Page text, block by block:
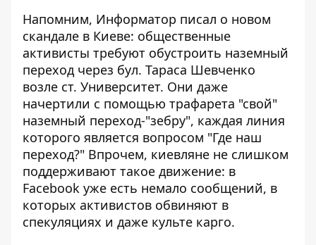
Напомним, Информатор писал о новом
скандале в Киеве: общественные
активисты требуют обустроить наземный
переход через бул. Тараса Шевченко
возле ст. Университет. Они даже
начертили с помощью трафарета "свой"
наземный переход-"зебру", каждая линия
которого является вопросом "Где наш
переход?" Впрочем, киевляне не слишком
поддерживают такое движение: в
Facebook уже есть немало сообщений, в
которых активистов обвиняют в
спекуляциях и даже культе карго.